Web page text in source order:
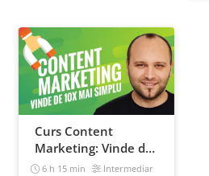
Curs Content
Marketing: Vinde de
10x mai simplu
6 h 15 min Intermediar